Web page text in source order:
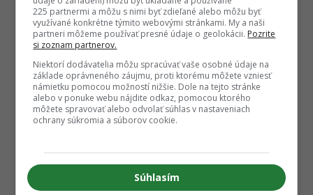
225 partnermi a môžu s nimi byť zdieľané alebo môžu byť
využívané konkrétne týmito webovými stránkami. My a naši
partneri môžeme používať presné údaje o geolokácii. Pozrite
si zoznam partnerov.
Niektorí dodávatelia môžu spracúvať vaše osobné údaje na
základe oprávneného záujmu, proti ktorému môžete vzniesť
námietku pomocou možností nižšie. Dole na tejto stránke
alebo v ponuke webu nájdite odkaz, pomocou ktorého
môžete spravovať alebo odvolať súhlas v nastaveniach
ochrany súkromia a súborov cookie.
Súhlasím